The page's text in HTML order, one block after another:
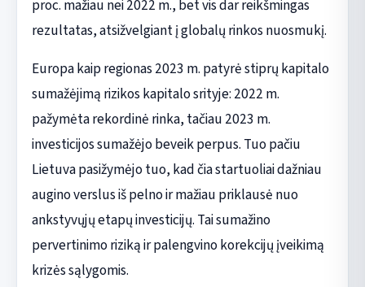
proc. mažiau nei 2022 m., bet vis dar reikšmingas
rezultatas, atsižvelgiant į globalų rinkos nuosmukį.
Europa kaip regionas 2023 m. patyrė stiprų kapitalo
sumažėjimą rizikos kapitalo srityje: 2022 m.
pažymėta rekordinė rinka, tačiau 2023 m.
investicijos sumažėjo beveik perpus. Tuo pačiu
Lietuva pasižymėjo tuo, kad čia startuoliai dažniau
augino verslus iš pelno ir mažiau priklausė nuo
ankstyvųjų etapų investicijų. Tai sumažino
pervertinimo riziką ir palengvino korekcijų įveikimą
krizės sąlygomis.